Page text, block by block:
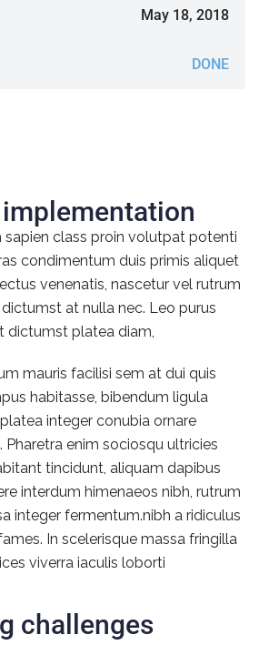
May 18, 2018
DONE
sapien class proin volutpat potenti
condimentum duis primis aliquet
venenatis, nascetur vel rutrum
at nulla nec. Leo purus
dictumst platea diam,
mauris facilisi sem at dui quis
habitasse, bibendum ligula
integer conubia ornare
enim sociosqu ultricies
tincidunt, aliquam dapibus
interdum himenaeos nibh, rutrum
integer fermentum.nibh a ridiculus
In scelerisque massa fringilla
viverra iaculis loborti
challenges